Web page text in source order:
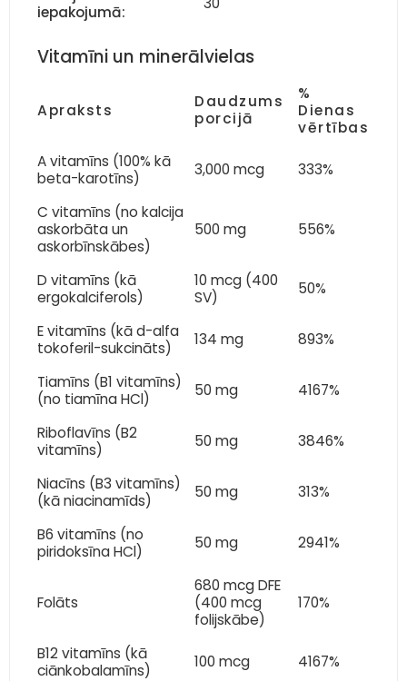
iepakojumā:
Vitamīni un minerālvielas
Apraksts
Daudzums
porcijā
%
Dienas
vērtības
A vitamīns (100% kā
beta-karotīns)
3,000 mcg 333%
C vitamīns (no kalcija
askorbāta un
askorbīnskābes)
500 mg 556%
D vitamīns (kā
ergokalciferols)
10 mcg (400
SV)
50%
E vitamīns (kā d-alfa
tokoferil-sukcināts)
134 mg 893%
Tiamīns (B1 vitamīns)
(no tiamīna HCl)
50 mg 4167%
Riboflavīns (B2
vitamīns)
50 mg 3846%
Niacīns (B3 vitamīns)
(kā niacinamīds)
50 mg 313%
B6 vitamīns (no
piridoksīna HCl)
50 mg 2941%
Folāts
680 mcg DFE
(400 mcg
folijskābe)
170%
B12 vitamīns (kā
ciānkobalamīns)
100 mcg 4167%